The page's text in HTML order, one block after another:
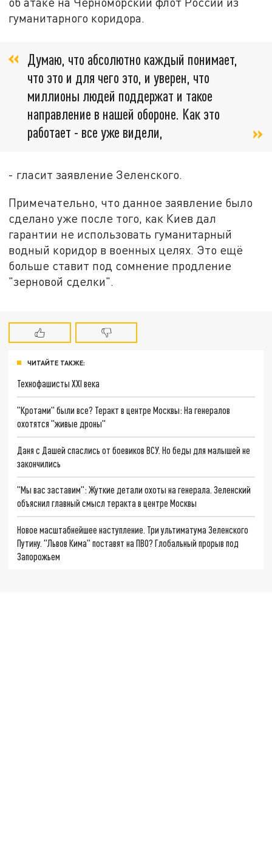
гуманитарного коридора.
Думаю, что абсолютно каждый понимает,
что это и для чего это, и уверен, что
миллионы людей поддержат и такое
направление в нашей обороне. Как это
работает - все уже видели,
- гласит заявление Зеленского.
Примечательно, что данное заявление было
сделано уже после того, как Киев дал
гарантии не использовать гуманитарный
водный коридор в военных целях. Это ещё
больше ставит под сомнение продление
"зерновой сделки".
ЧИТАЙТЕ ТАКЖЕ:
Технофашисты XXI века
"Кротами" были все? Теракт в центре Москвы: На генералов
охотятся "живые дроны"
Даня с Дашей спаслись от боевиков ВСУ. Но беды для малышей не
закончились
"Мы вас заставим": Жуткие детали охоты на генерала. Зеленский
объяснил главный смысл теракта в центре Москвы
Новое масштабнейшее наступление. Три ультиматума Зеленского
Путину. "Львов Кима" поставят на ПВО? Глобальный прорыв под
Запорожьем